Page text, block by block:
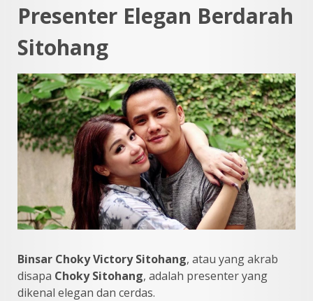
Presenter Elegan Berdarah
Sitohang
Binsar Choky Victory Sitohang, atau yang akrab
disapa Choky Sitohang, adalah presenter yang
dikenal elegan dan cerdas.